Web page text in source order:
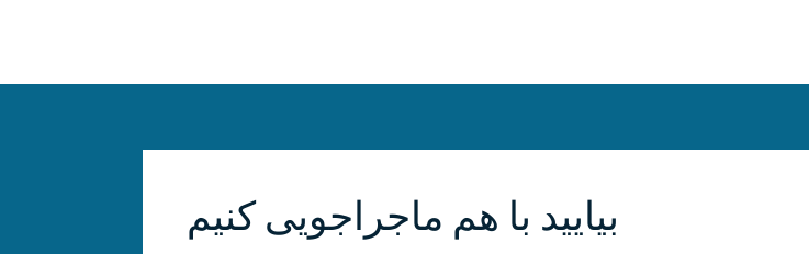
بیایید با هم ماجراجویی کنیم